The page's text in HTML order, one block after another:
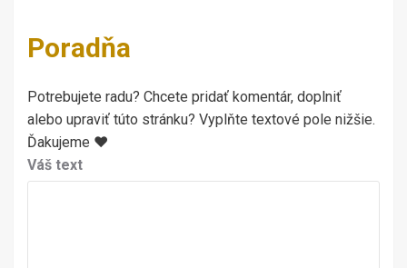
Poradňa
Potrebujete radu? Chcete pridať komentár, doplniť
alebo upraviť túto stránku? Vyplňte textové pole nižšie.
Ďakujeme ♥
Váš text